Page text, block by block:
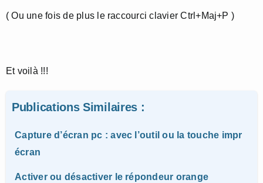
( Ou une fois de plus le raccourci clavier Ctrl+Maj+P )
Et voilà !!!
Publications Similaires :
Capture d’écran pc : avec l’outil ou la touche impr
écran
Activer ou désactiver le répondeur orange